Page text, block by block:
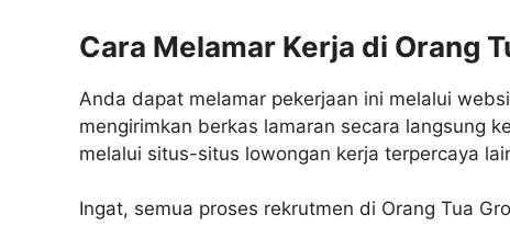
Cara Melamar Kerja di Orang
Anda dapat melamar pekerjaan ini melalui
mengirimkan berkas lamaran secara langsung
melalui situs-situs lowongan kerja terpercaya
Ingat, semua proses rekrutmen di Orang Tua